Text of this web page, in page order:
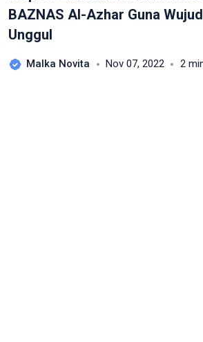
BAZNAS Al-Azhar Guna
Unggul
Malka Novita Nov 07, 2022 2